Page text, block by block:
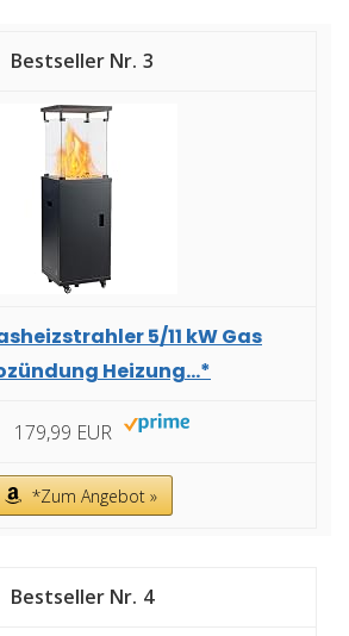
3
5/11 kW Gas
Heizung...*
179,99 EUR
*Zum Angebot »
4